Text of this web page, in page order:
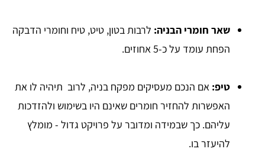
שאר חומרי הבניה: לרבות בטון, טיט, טיח וחומרי הדבקה
הפחת עומד על כ-5 אחוזים.
טיפ: אם הנכם מעסיקים מפקח בניה, לרוב תיהיה לו את
האפשרות להחזיר חומרים שאינם היו בשימוש ולהזדכות
עליהם. כך שבמידה ומדובר על פרויקט גדול - מומלץ
להיעזר בו.